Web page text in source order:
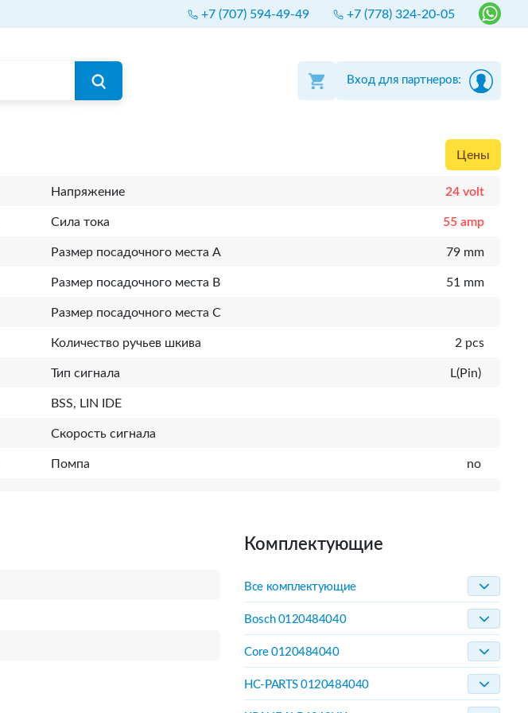
+7 (707) 594-49-49 +7 (778) 324-20-05
Вход для партнеров:
Цены
Напряжение 24 volt
Сила тока 55 amp
Размер посадочного места A 79 mm
Размер посадочного места B 51 mm
Размер посадочного места C
Количество ручьев шкива 2 pcs
Тип сигнала L(Pin)
BSS, LIN IDE
Скорость сигнала
Помпа no
Комплектующие
Все комплектующие
Bosch 0120484040
Core 0120484040
HC-PARTS 0120484040